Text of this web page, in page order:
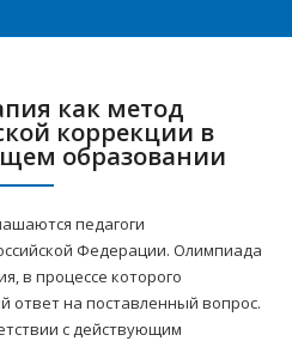
как метод
коррекции в
образовании
педагоги
Федерации. Олимпиада
в процессе которого
ответ на поставленный вопрос.
с действующим